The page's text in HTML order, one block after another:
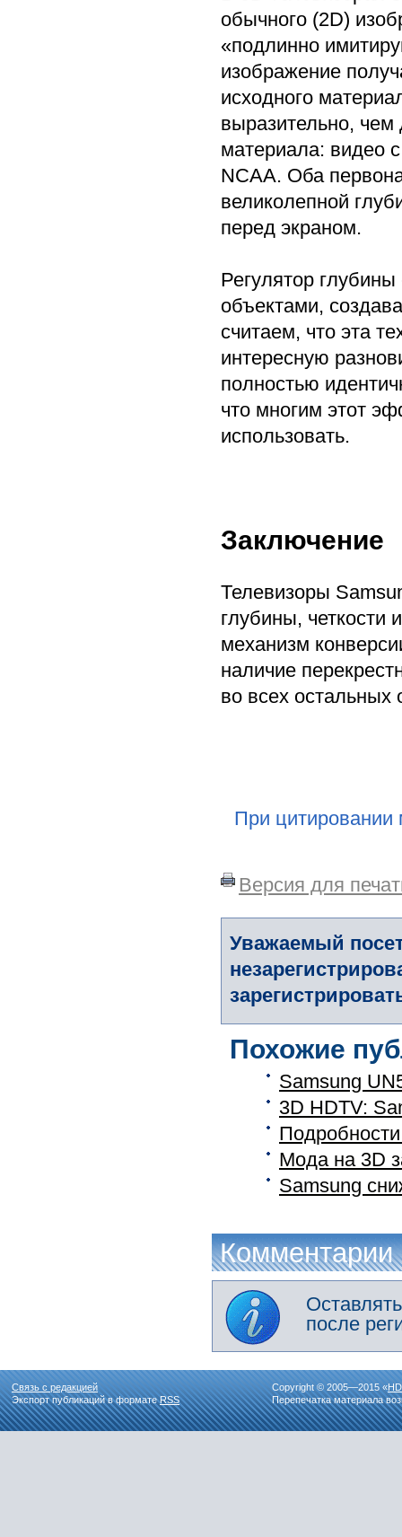
обычного (2D)
«подлинно
изображение
исходного
выразительно,
материала: видео
NCAA. Оба
великолепной
перед экраном.
Регулятор
объектами,
считаем, что эта
интересную
полностью
что многим этот
использовать.
Заключение
Телевизоры
глубины, четкости
механизм
наличие
во всех
При цитировании
Версия для
Уважаемый
Похожие
Samsung
3D HDTV:
Мода на 3D
Samsung
Комментарии
после
Связь с редакцией
Экспорт публикаций в форматеRSS
Copyright © 2005—2015 «
Перепечатка материала